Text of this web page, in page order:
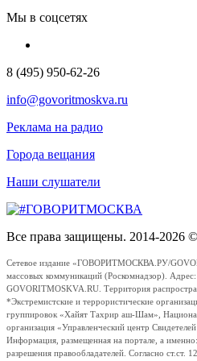
Мы в соцсетях
8 (495) 950-62-26
info@govoritmoskva.ru
Реклама на радио
Города вещания
Наши слушатели
Все права защищены. 2014-2026
Сетевое издание «ГОВОРИТМОСКВА.РУ/
массовых коммуникаций (Роскомнадзор).
GOVORITMOSKVA.RU. Территория
*Экстремистские и террористические
группировок «Хайят Тахрир аш-Шам»,
организация «Управленческий центр
Информация, размещенная на портале, а
разрешения правообладателей. Согласно